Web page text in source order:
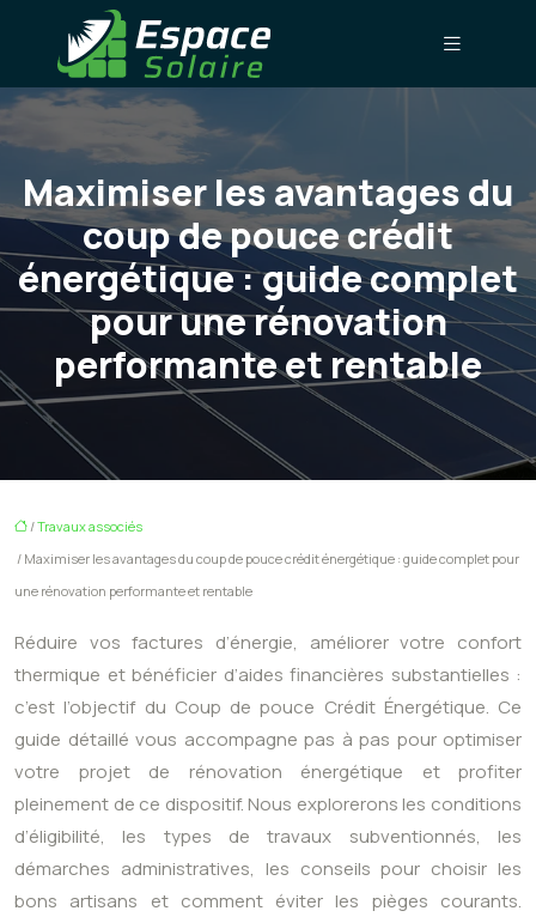
Maximiser les avantages du
coup de pouce crédit
énergétique : guide complet
pour une rénovation
performante et rentable
/Travaux associés
/ Maximiser les avantages du coup de pouce crédit énergétique : guide complet pour
une rénovation performante et rentable
Réduire vos factures d’énergie, améliorer votre confort
thermique et bénéficier d’aides financières substantielles :
c’est l’objectif du Coup de pouce Crédit Énergétique. Ce
guide détaillé vous accompagne pas à pas pour optimiser
votre projet de rénovation énergétique et profiter
pleinement de ce dispositif. Nous explorerons les conditions
d’éligibilité, les types de travaux subventionnés, les
démarches administratives, les conseils pour choisir les
bons artisans et comment éviter les pièges courants.